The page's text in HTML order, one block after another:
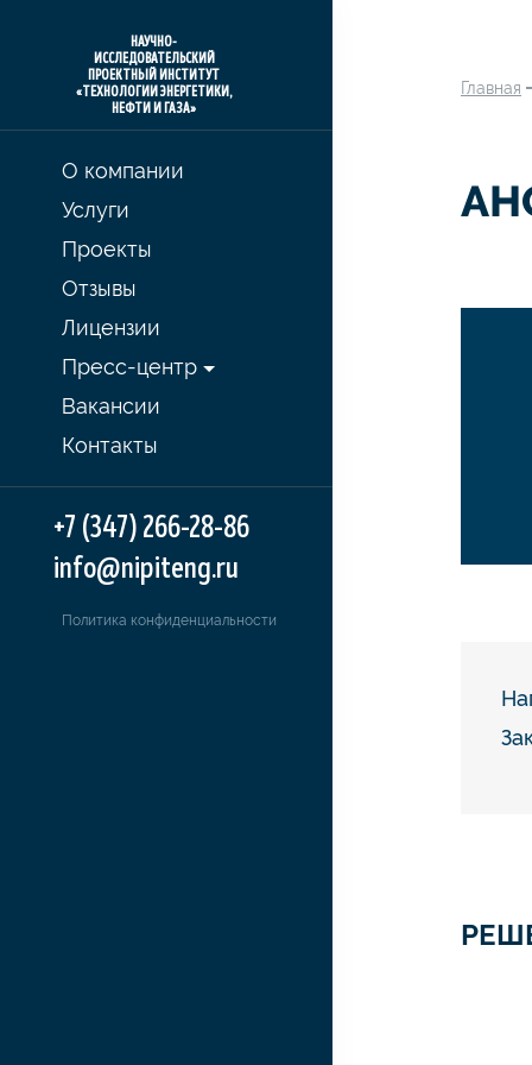
НАУЧНО-
ИССЛЕДОВАТЕЛЬСКИЙ
ПРОЕКТНЫЙ ИНСТИТУТ
«ТЕХНОЛОГИИ ЭНЕРГЕТИКИ,
НЕФТИ И ГАЗА»
О компании
Услуги
Проекты
Отзывы
Лицензии
Пресс-центр
Вакансии
Контакты
+7 (347) 266-28-86
info@nipiteng.ru
Политика конфиденциальности
Главная